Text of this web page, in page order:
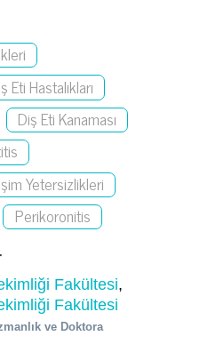
Eti Hastalıkları
Diş Eti Kanaması
Yetersizlikleri
Perikoronitis
Fakültesi,
Fakültesi
ve Doktora